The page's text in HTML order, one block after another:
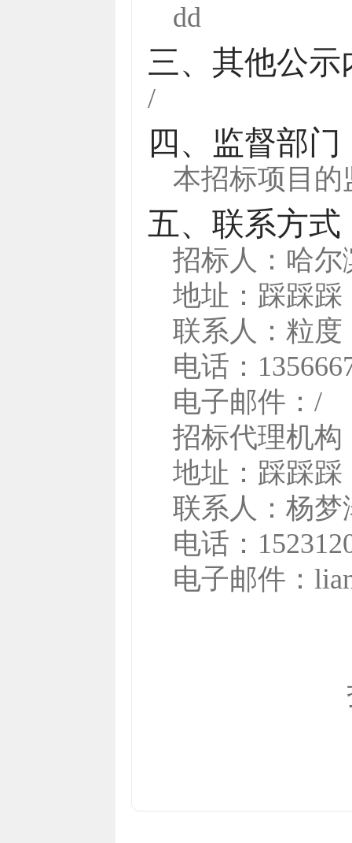
dd
三、其他公示
/
四、监督部门
本招标项目的
五、联系方式
招标人： 哈尔
地址： 踩踩踩
联系人： 粒度
电话：
电子邮件： /
招标代理机构
地址： 踩踩踩
联系人： 杨梦
电话：
电子邮件：